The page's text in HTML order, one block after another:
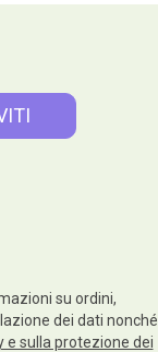
su ordini,
dei dati nonché
e sulla protezione dei